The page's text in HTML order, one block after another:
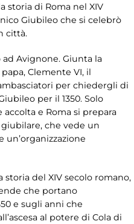
storia di Roma nel XIV
Giubileo che si celebrò
città.
ad Avignone. Giunta la
Clemente VI, il
per chiedergli di
per il 1350. Solo
e Roma si prepara
che vede un
del XIV secolo romano,
che portano
e sugli anni che
al potere di Cola di